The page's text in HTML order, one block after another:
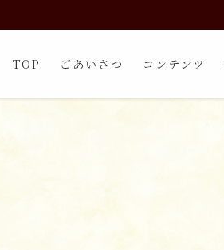
TOP ごあいさつ コンテンツ